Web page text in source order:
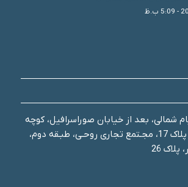
شمالی، بعد از خیابان صوراسرافیل، کوچه
شهید اکبر روحی، پلاک 17، مجـتمع تجاری روحـی، طبـقه دوم،
26